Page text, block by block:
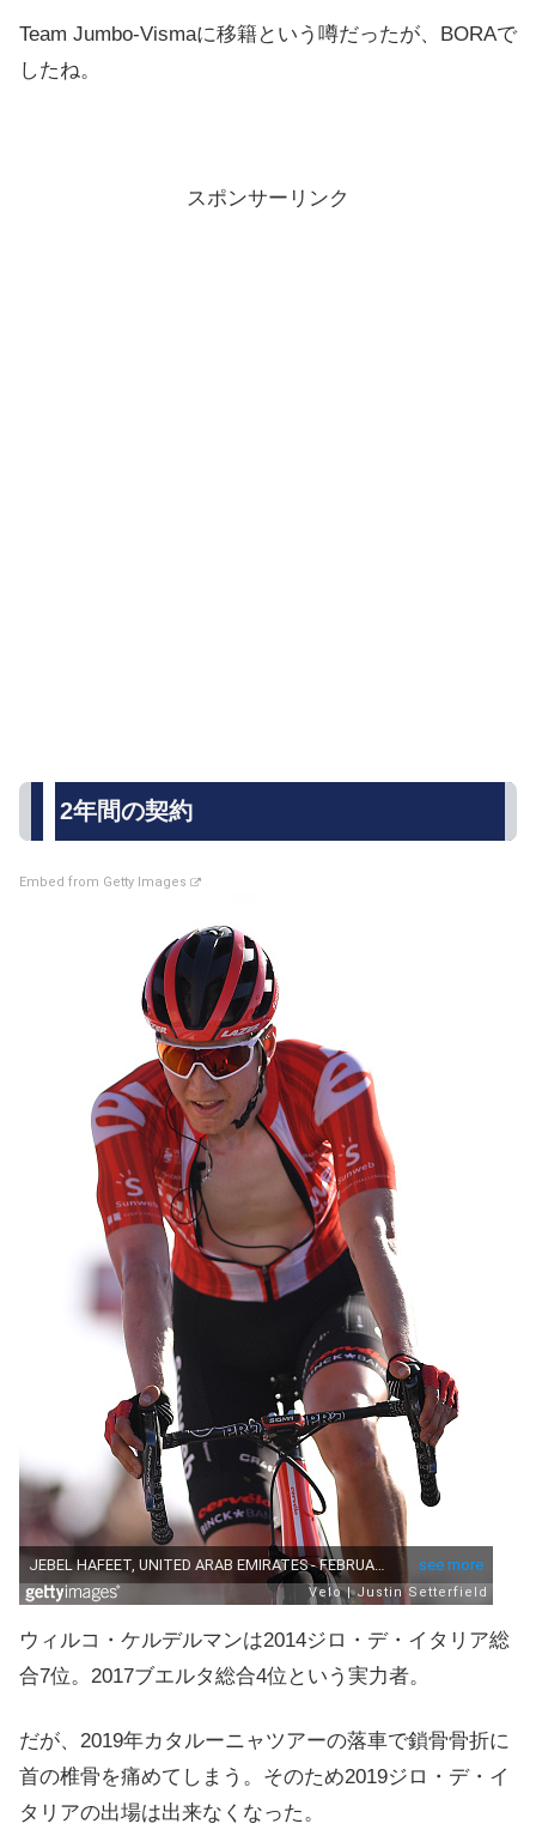
Team Jumbo-Vismaに移籍という噂だったが、BORAで
したね。
スポンサーリンク
2年間の契約
Embed from Getty Images
ウィルコ・ケルデルマンは2014ジロ・デ・イタリア総
合7位。2017ブエルタ総合4位という実力者。
だが、2019年カタルーニャツアーの落車で鎖骨骨折に
首の椎骨を痛めてしまう。そのため2019ジロ・デ・イ
タリアの出場は出来なくなった。